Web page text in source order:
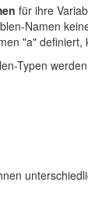
für ihre
Namen
"a"
Typen